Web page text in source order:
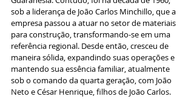
sob a liderança de João Carlos Minchillo, que a
empresa passou a atuar no setor de materiais
para construção, transformando-se em uma
referência regional. Desde então, cresceu de
maneira sólida, expandindo suas operações e
mantendo sua essência familiar, atualmente
sob o comando da quarta geração, com João
Neto e César Henrique, filhos de João Carlos.